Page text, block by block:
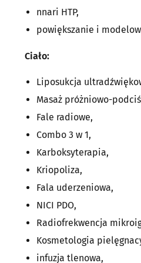
nnari HTP,
powiększanie i
Ciało:
Liposukcja
Masaż próżniowo-
Fale radiowe,
Combo 3 w 1,
Karboksyterapia,
Kriopoliza,
Fala uderzeniowa,
NICI PDO,
Radiofrekwencja
Kosmetologia
infuzja tlenowa,